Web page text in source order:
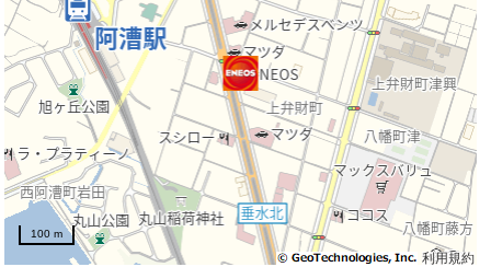
利用規約
100 m